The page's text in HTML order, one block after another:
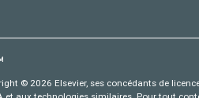
© 2026 Elsevier, ses concédants de